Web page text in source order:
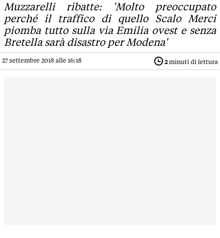
Muzzarelli ribatte: 'Molto preoccupato
perché il traffico di quello Scalo Merci
piomba tutto sulla via Emilia ovest e senza
Bretella sarà disastro per Modena'
27 settembre 2018 alle 16:18 2minuti di lettura